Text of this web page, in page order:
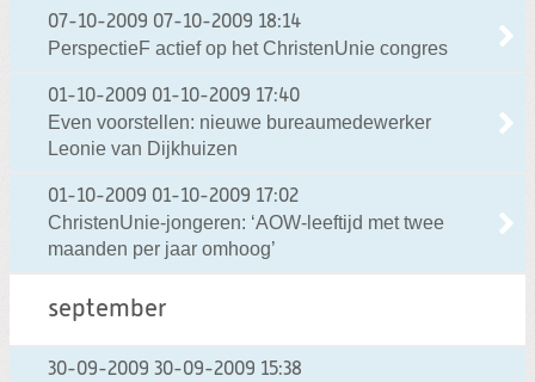
07-10-2009 07-10-2009 18:14
PerspectieF actief op het ChristenUnie congres
01-10-2009 01-10-2009 17:40
Even voorstellen: nieuwe bureaumedewerker
Leonie van Dijkhuizen
01-10-2009 01-10-2009 17:02
ChristenUnie-jongeren: ‘AOW-leeftijd met twee
maanden per jaar omhoog’
september
30-09-2009 30-09-2009 15:38